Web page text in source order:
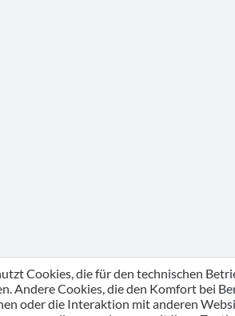
Cookies, die für den technischen
Andere Cookies, die den Komfort bei
oder die Interaktion mit anderen